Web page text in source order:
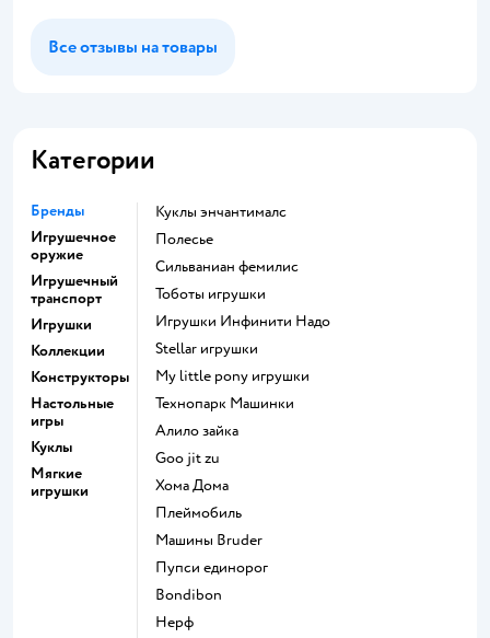
Все отзывы на товары
Категории
Бренды
Игрушечное
оружие
Игрушечный
транспорт
Игрушки
Коллекции
Конструкторы
Настольные
игры
Куклы
Мягкие
игрушки
Куклы энчантималс
Полесье
Сильваниан фемилис
Тоботы игрушки
Игрушки Инфинити Надо
Stellar игрушки
my little pony игрушки
Технопарк Машинки
Алило зайка
Goo jit zu
Хома Дома
Плеймобиль
Машины Bruder
Пупси единорог
Bondibon
Нерф